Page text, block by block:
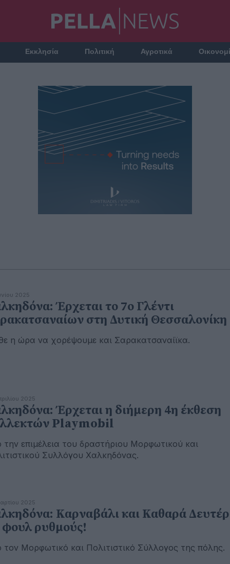
Εκκλησία Πολιτική Αγροτικά
2025
Έρχεται το 7ο Γλέντι
στη Δυτική Θεσσαλονίκη
η ώρα να χορέψουμε και Σαρακατσαναίϊκα.
2025
Έρχεται η διήμερη 4η έκθεση
Playmobil
την επιμέλεια του δραστήριου Μορφωτικού και
Συλλόγου Χαλκηδόνας.
2025
Καρναβάλι και Καθαρά
φουλ ρυθμούς!
τον Μορφωτικό και Πολιτιστικό Σύλλογος της πόλης.